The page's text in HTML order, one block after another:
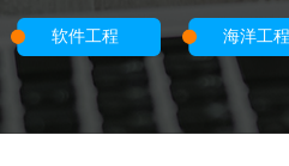
软件工程 海洋工程